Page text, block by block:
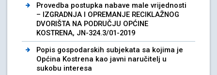
Provedba postupka nabave male vrijednosti
– IZGRADNJA I OPREMANJE RECIKLAŽNOG
DVORIŠTA NA PODRUČJU OPĆINE
KOSTRENA, JN-324.3/01-2019
Popis gospodarskih subjekata sa kojima je
Općina Kostrena kao javni naručitelj u
sukobu interesa